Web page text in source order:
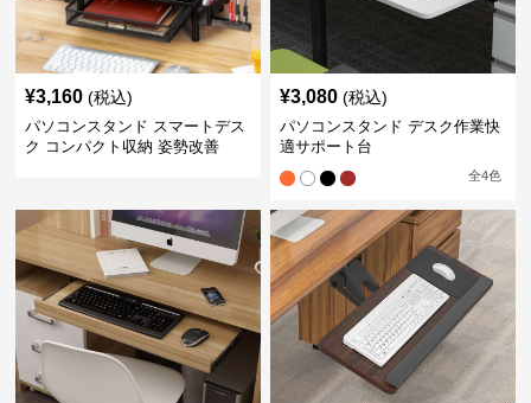
¥3,160 (税込)
パソコンスタンド スマートデス
ク コンパクト収納 姿勢改善
¥3,080 (税込)
パソコンスタンド デスク作業快
適サポート台
全4色